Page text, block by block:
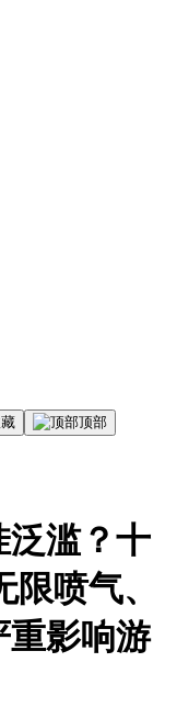
顶部
泛滥？十
喷气、
重影响游